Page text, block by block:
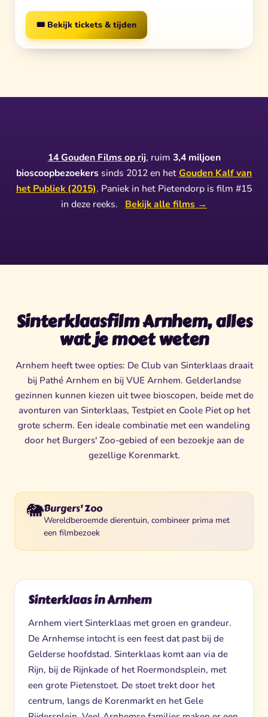
🎟️ Bekijk tickets & tijden
14 Gouden Films op rij, ruim 3,4 miljoen
bioscoopbezoekers sinds 2012 en hetGouden Kalf van
het Publiek (2015). Paniek in het Pietendorp is film #15
in deze reeks.
Bekijk alle films →
Sinterklaasfilm Arnhem, alles
wat je moet weten
Arnhem heeft twee opties: De Club van Sinterklaas draait
bij Pathé Arnhem en bij VUE Arnhem. Gelderlandse
gezinnen kunnen kiezen uit twee bioscopen, beide met de
avonturen van Sinterklaas, Testpiet en Coole Piet op het
grote scherm. Een ideale combinatie met een wandeling
door het Burgers' Zoo-gebied of een bezoekje aan de
gezellige Korenmarkt.
🐘Burgers' Zoo
Wereldberoemde dierentuin, combineer prima met
een filmbezoek
Sinterklaas in Arnhem
Arnhem viert Sinterklaas met groen en grandeur.
De Arnhemse intocht is een feest dat past bij de
Gelderse hoofdstad. Sinterklaas komt aan via de
Rijn, bij de Rijnkade of het Roermondsplein, met
een grote Pietenstoet. De stoet trekt door het
centrum, langs de Korenmarkt en het Gele